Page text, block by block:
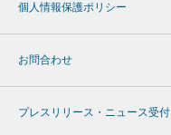
個人情報保護ポリシー
お問合わせ
プレスリリース・ニュース受付